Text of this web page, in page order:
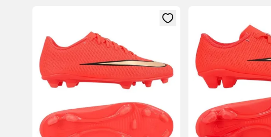
Abre un modal para iniciar sesión o registrarse como miembro
Abre un modal para